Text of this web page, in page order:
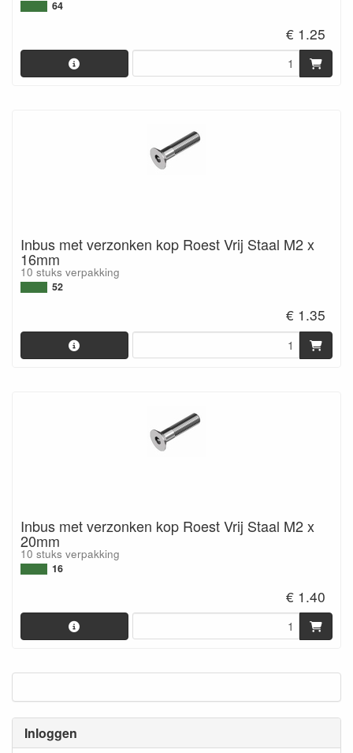
Inloggen
64
€ 1.25
Inbus met verzonken kop Roest Vrij Staal M2 x
16mm
10 stuks verpakking
52
€ 1.35
Inbus met verzonken kop Roest Vrij Staal M2 x
20mm
10 stuks verpakking
16
€ 1.40